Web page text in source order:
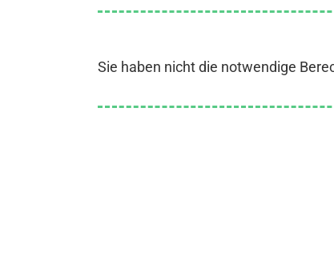
Sie haben nicht die notwendige